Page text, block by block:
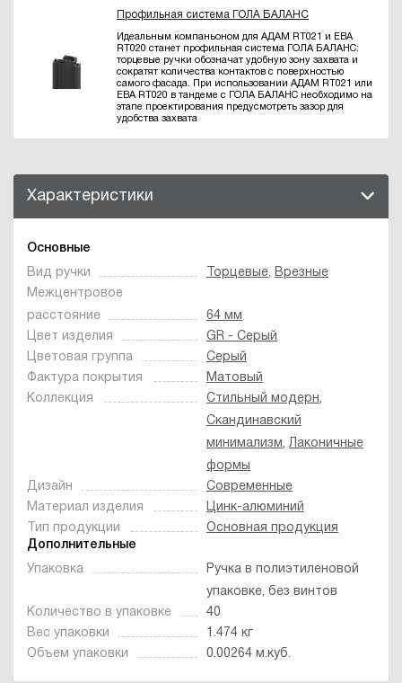
Профильная система ГОЛА БАЛАНС
Идеальным компаньоном для АДАМ RT021 и ЕВА
RT020 станет профильная система ГОЛА БАЛАНС:
торцевые ручки обозначат удобную зону захвата и
сократят количества контактов с поверхностью
самого фасада. При использовании АДАМ RT021 или
ЕВА RT020 в тандеме с ГОЛА БАЛАНС необходимо на
этапе проектирования предусмотреть зазор для
удобства захвата
Характеристики
Основные
Вид ручки Торцевые, Врезные
Межцентровое
расстояние
64 мм
Цвет изделия
GR - Серый
Цветовая группа
Серый
Фактура покрытия
Матовый
Коллекция
Стильный модерн,
Скандинавский
минимализм,Лаконичные
формы
Дизайн
Современные
Материал изделия
Цинк-алюминий
Тип продукции
Основная продукция
Дополнительные
Упаковка
Ручка в полиэтиленовой
упаковке, без винтов
Количество в упаковке
40
Вес упаковки
1.474 кг
Объем упаковки
0.00264 м.куб.